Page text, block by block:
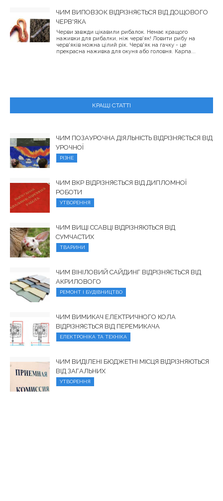
ЧИМ ВИПОВЗОК ВІДРІЗНЯЄТЬСЯ ВІД ДОЩОВОГО
ЧЕРВ'ЯКА
Черви завжди цікавили рибалок. Немає кращого
наживки для рибалки, ніж черв'як! Ловити рибу на
черв'яків можна цілий рік. Черв'як на гачку - це
прекрасна наживка для окуня або головня. Карпа...
КРАЩІ СТАТТІ
ЧИМ ПОЗАУРОЧНА ДІЯЛЬНІСТЬ ВІДРІЗНЯЄТЬСЯ ВІД
УРОЧНОЇ
РІЗНЕ
ЧИМ ВКР ВІДРІЗНЯЄТЬСЯ ВІД ДИПЛОМНОЇ
РОБОТИ
УТВОРЕННЯ
ЧИМ ВИЩІ ССАВЦІ ВІДРІЗНЯЮТЬСЯ ВІД
СУМЧАСТИХ
ТВАРИНИ
ЧИМ ВІНІЛОВИЙ САЙДИНГ ВІДРІЗНЯЄТЬСЯ ВІД
АКРИЛОВОГО
РЕМОНТ І БУДІВНИЦТВО
ЧИМ ВИМИКАЧ ЕЛЕКТРИЧНОГО КОЛА
ВІДРІЗНЯЄТЬСЯ ВІД ПЕРЕМИКАЧА
ЕЛЕКТРОНІКА ТА ТЕХНІКА
ЧИМ ВИДІЛЕНІ БЮДЖЕТНІ МІСЦЯ ВІДРІЗНЯЮТЬСЯ
ВІД ЗАГАЛЬНИХ
УТВОРЕННЯ